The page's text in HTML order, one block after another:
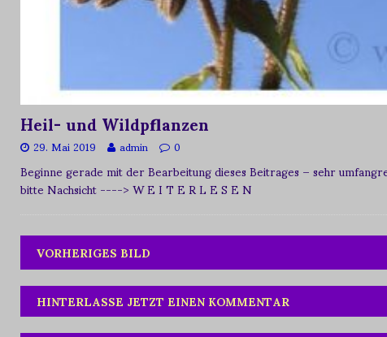
Heil- und Wildpflanzen
29. Mai 2019 admin 0
Beginne gerade mit der Bearbeitung dieses Beitrages – sehr
bitte Nachsicht----> W E I T E R L E S E N
VORHERIGES BILD
HINTERLASSE JETZT EINEN KOMMENTAR